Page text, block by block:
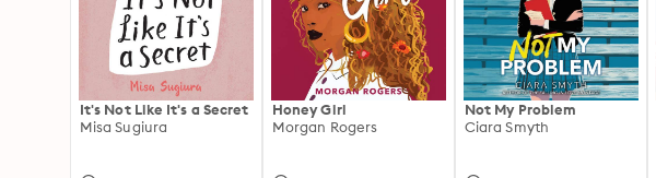
It's Not Like It's a Secret
Misa Sugiura
Honey Girl
Morgan Rogers
Not My Problem
Ciara Smyth